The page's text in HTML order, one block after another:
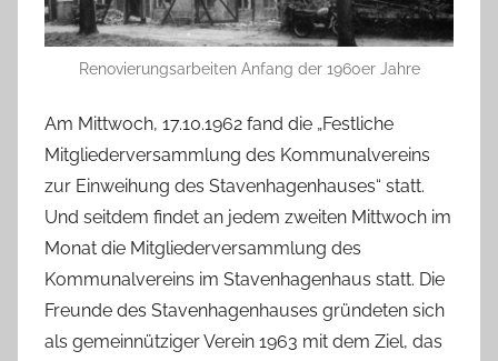
Renovierungsarbeiten Anfang der 1960er Jahre
Am Mittwoch, 17.10.1962 fand die „Festliche
Mitgliederversammlung des Kommunalvereins
zur Einweihung des Stavenhagenhauses“ statt.
Und seitdem findet an jedem zweiten Mittwoch im
Monat die Mitgliederversammlung des
Kommunalvereins im Stavenhagenhaus statt. Die
Freunde des Stavenhagenhauses gründeten sich
als gemeinnütziger Verein 1963 mit dem Ziel, das